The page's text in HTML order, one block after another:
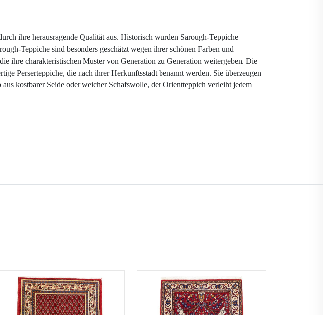
ihre herausragende Qualität aus. Historisch wurden Sarough-Teppiche
Teppiche sind besonders geschätzt wegen ihrer schönen Farben und
ihre charakteristischen Muster von Generation zu Generation weitergeben. Die
Perserteppiche, die nach ihrer Herkunftsstadt benannt werden. Sie überzeugen
kostbarer Seide oder weicher Schafswolle, der Orientteppich verleiht jedem